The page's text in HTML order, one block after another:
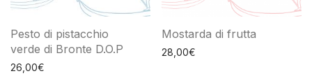
Pesto di pistacchio
verde di Bronte D.O.P
26,00€
Mostarda di frutta
28,00€